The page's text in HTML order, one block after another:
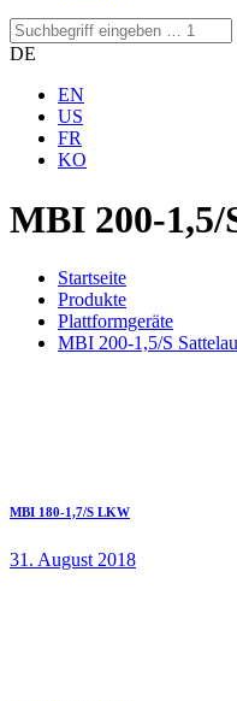
DE
EN
US
FR
KO
MBI 200-1,5/
Startseite
Produkte
Plattformgeräte
MBI 200-1,5/S
MBI 180-1,7/S LKW
31. August 2018